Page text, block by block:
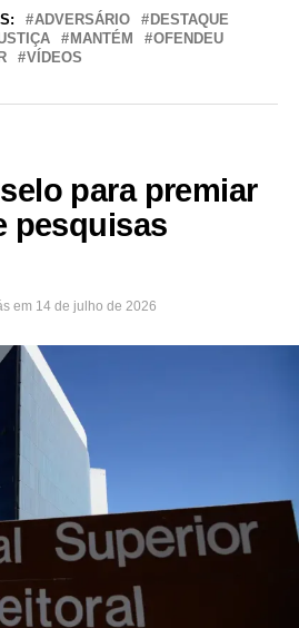
ADVERSÁRIO
DESTAQUE
MANTÉM
OFENDEU
VÍDEOS
para premiar
pesquisas
em 14 de julho de 2026